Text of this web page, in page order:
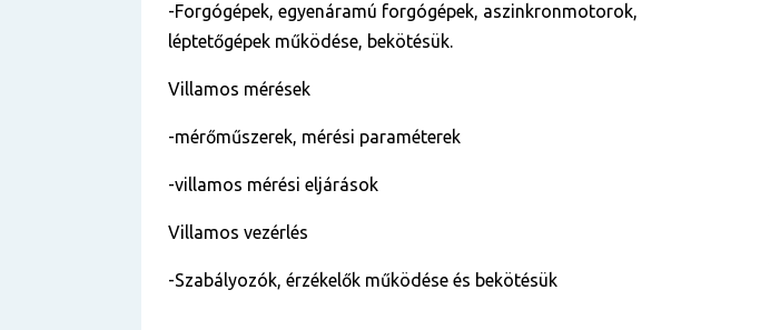
-Forgógépek, egyenáramú forgógépek, aszinkronmotorok,
léptetőgépek működése, bekötésük.
Villamos mérések
-mérőműszerek, mérési paraméterek
-villamos mérési eljárások
Villamos vezérlés
-Szabályozók, érzékelők működése és bekötésük